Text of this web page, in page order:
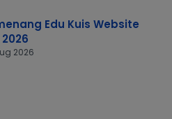
Edu Kuis Website
2026